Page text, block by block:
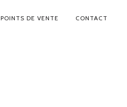
POINTS DE VENTE CONTACT